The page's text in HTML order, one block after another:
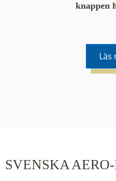
knappen
Läs
SVENSKA